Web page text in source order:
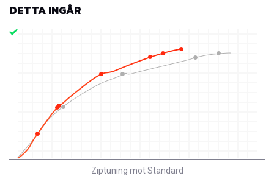
DETTA INGÅR
Ziptuning mot Standard